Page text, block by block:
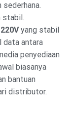
stabil.
220Vyang stabil
data antara
penyediaan
biasanya
bantuan
distributor.